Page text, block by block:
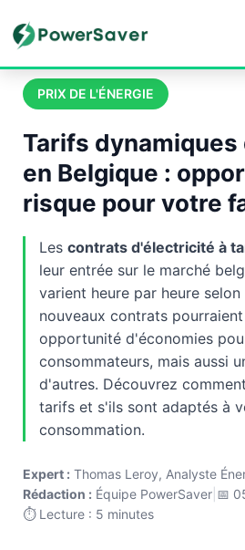
content
PRIX DE L'ÉNERGIE
Tarifs
en Belgique :
risque pour votre
Les contrats d'électricité à
leur entrée sur le marché
varient heure par heure
nouveaux contrats
opportunité d'économies
consommateurs, mais aussi
d'autres. Découvrez
tarifs et s'ils sont adaptés à
consommation.
Expert : Thomas Leroy, Analyste
Rédaction : Équipe PowerSaver 📅
⏱️ Lecture : 5 minutes